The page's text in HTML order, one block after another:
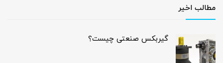
مطالب اخیر
گیربکس صنعتی چیست؟